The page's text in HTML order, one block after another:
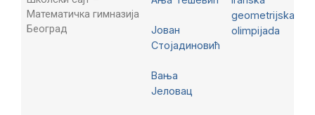
Математичка гимназија
Београд
Јован
Стојадиновић
Вања
Јеловац
geometrijska
olimpijada